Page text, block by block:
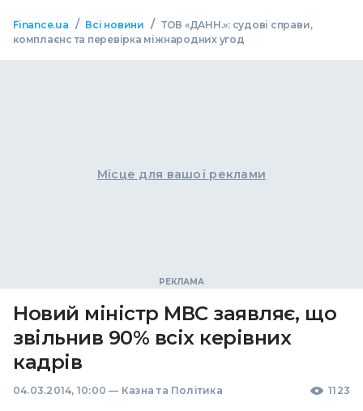
Finance.ua / Всі новини / ТОВ «ДАНН.»: судові справи,
комплаєнс та перевірка міжнародних угод
Місце для вашої реклами
Новий міністр МВС заявляє, що
звільнив 90% всіх керівних
кадрів
04.03.2014, 10:00 — Казна та Політика 1123